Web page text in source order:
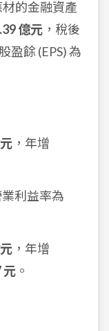
的金融資產
億元 ，稅後
盈餘 (EPS) 為
，年增
業利益率為
，年增
元 。